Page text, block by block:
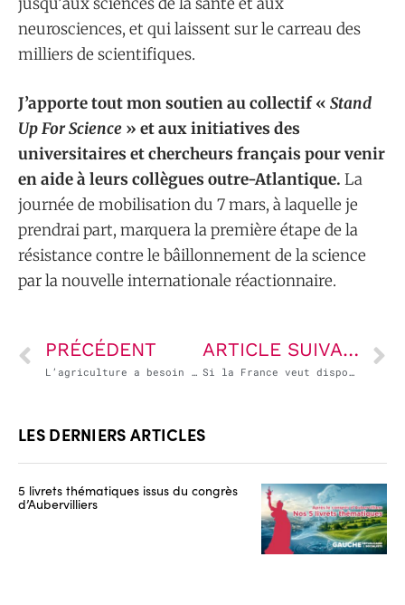
neurosciences, et qui laissent sur le carreau des
milliers de scientifiques.
J’apporte tout mon soutien au collectif « Stand
Up For Science » et aux initiatives des
universitaires et chercheurs français pour venir
en aide à leurs collègues outre-Atlantique. La
journée de mobilisation du 7 mars, à laquelle je
prendrai part, marquera la première étape de la
résistance contre le bâillonnement de la science
par la nouvelle internationale réactionnaire.
PRÉCÉDENT
L’agriculture a besoin d’une alternative
ARTICLE SUIVANT
Si la France veut disposer d’une défense nationale souveraine, il faut défendre notre industrie
LES DERNIERS ARTICLES
5 livrets thématiques issus du congrès
d’Aubervilliers